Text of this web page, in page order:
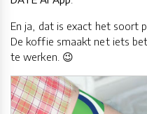
En ja, dat is exact het soort
De koffie smaakt net iets
te werken. 😉